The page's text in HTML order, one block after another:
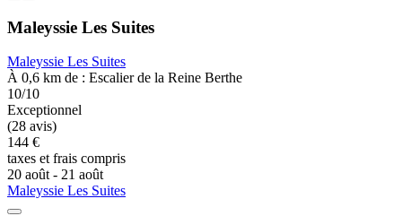
Maleyssie Les Suites
Maleyssie Les Suites
À 0,6 km de : Escalier de la Reine Berthe
10/10
Exceptionnel
(28 avis)
144 €
taxes et frais compris
20 août - 21 août
Maleyssie Les Suites